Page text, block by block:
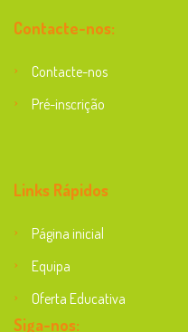
Contacte-nos:
Contacte-nos
Pré-inscrição
Links Rápidos
Página inicial
Equipa
Oferta Educativa
Siga-nos: